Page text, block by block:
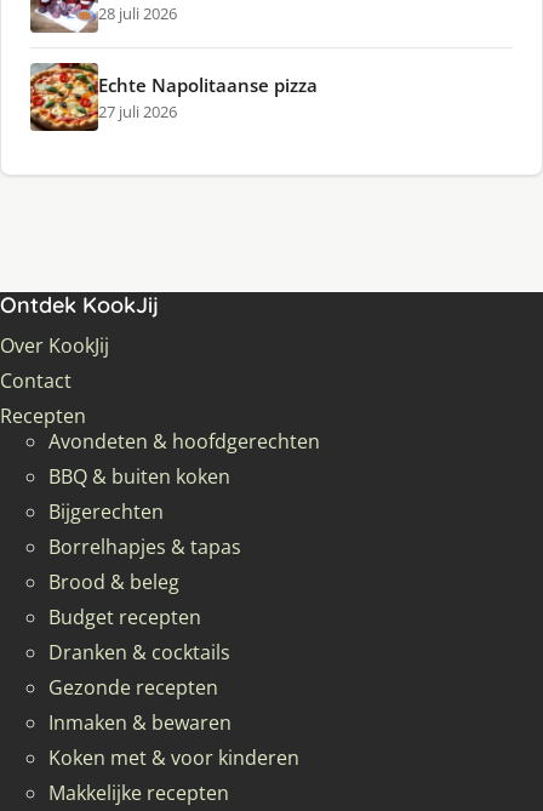
28 juli 2026
Echte Napolitaanse pizza
27 juli 2026
Ontdek KookJij
Over KookJij
Contact
Recepten
Avondeten & hoofdgerechten
BBQ & buiten koken
Bijgerechten
Borrelhapjes & tapas
Brood & beleg
Budget recepten
Dranken & cocktails
Gezonde recepten
Inmaken & bewaren
Koken met & voor kinderen
Makkelijke recepten